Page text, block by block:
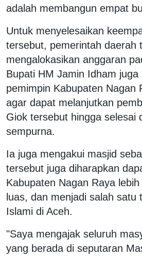
adalah membangun empat
Untuk menyelesaikan
tersebut, pemerintah daerah
mengalokasikan anggaran
Bupati HM Jamin Idham juga
pemimpin Kabupaten Nagan
agar dapat melanjutkan
Giok tersebut hingga selesai
sempurna.
Ia juga mengakui masjid
tersebut juga diharapkan
Kabupaten Nagan Raya
luas, dan menjadi salah satu
Islami di Aceh.
"Saya mengajak seluruh
yang berada di seputaran